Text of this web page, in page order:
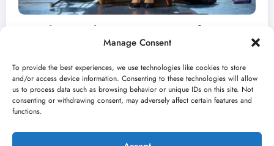
Manage Consent
To provide the best experiences, we use technologies like cookies to store
and/or access device information. Consenting to these technologies will allow
us to process data such as browsing behavior or unique IDs on this site. Not
consenting or withdrawing consent, may adversely affect certain features and
functions.
„Predmet Medeja“ otvara 59. Bitef u
jun 24, 2026 Kulturni kišobran